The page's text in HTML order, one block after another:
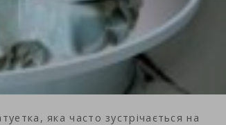
яка часто зустрічається на